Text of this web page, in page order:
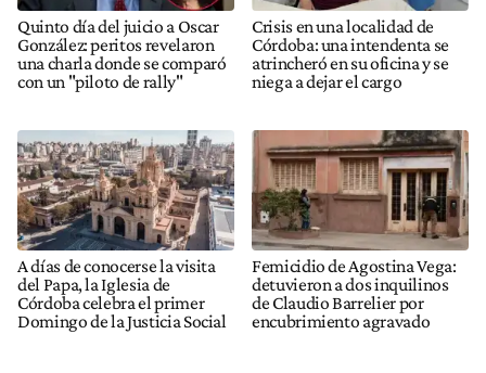
Quinto día del juicio a Oscar
González: peritos revelaron
una charla donde se comparó
con un "piloto de rally"
Crisis en una localidad de
Córdoba: una intendenta se
atrincheró en su oficina y se
niega a dejar el cargo
A días de conocerse la visita
del Papa, la Iglesia de
Córdoba celebra el primer
Domingo de la Justicia Social
Femicidio de Agostina Vega:
detuvieron a dos inquilinos
de Claudio Barrelier por
encubrimiento agravado